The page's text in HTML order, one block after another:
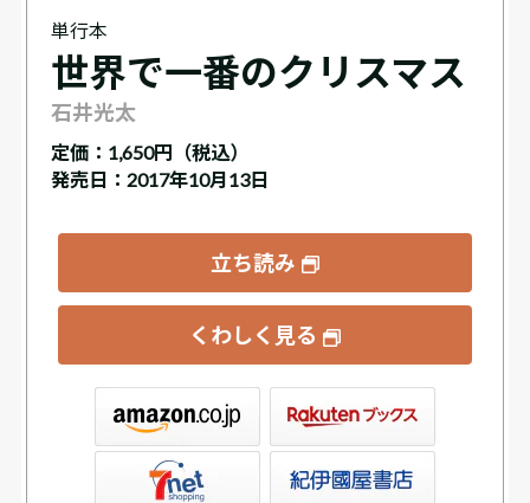
単行本
世界で一番のクリスマス
石井光太
定価： 1,650円（税込）
発売日：2017年10月13日
立ち読み
くわしく見る
書店ウェブストア